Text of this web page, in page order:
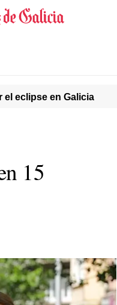
el eclipse en Galicia
15